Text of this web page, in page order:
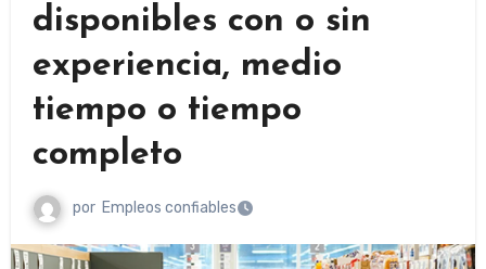
disponibles con o sin
experiencia, medio
tiempo o tiempo
completo
por Empleos confiables